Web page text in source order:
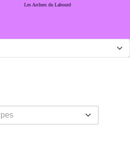
Les Archers du Labourd